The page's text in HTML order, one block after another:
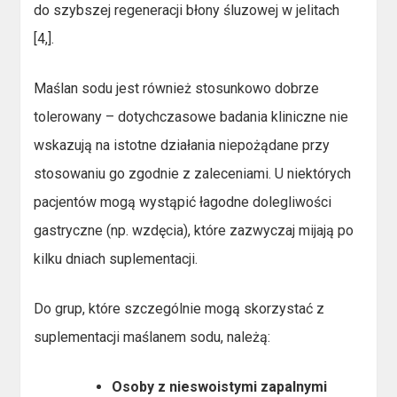
do szybszej regeneracji błony śluzowej w jelitach
[4,].
Maślan sodu jest również stosunkowo dobrze
tolerowany – dotychczasowe badania kliniczne nie
wskazują na istotne działania niepożądane przy
stosowaniu go zgodnie z zaleceniami. U niektórych
pacjentów mogą wystąpić łagodne dolegliwości
gastryczne (np. wzdęcia), które zazwyczaj mijają po
kilku dniach suplementacji.
Do grup, które szczególnie mogą skorzystać z
suplementacji maślanem sodu, należą:
Osoby z nieswoistymi zapalnymi